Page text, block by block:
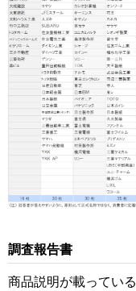
調査報告書
商品説明が載っている